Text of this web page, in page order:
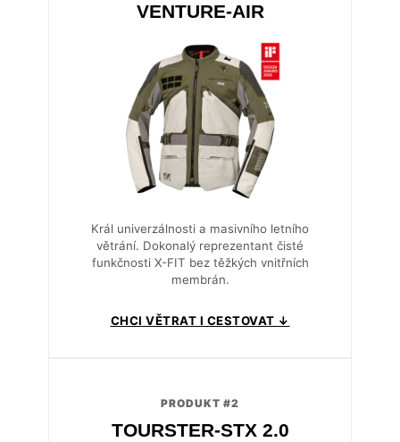
VENTURE-AIR
Král univerzálnosti a masivního letního
větrání. Dokonalý reprezentant čisté
funkčnosti X-FIT bez těžkých vnitřních
membrán.
CHCI VĚTRAT I CESTOVAT ↓
PRODUKT #2
TOURSTER-STX 2.0